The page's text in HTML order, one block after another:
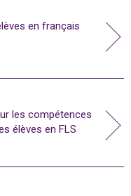
en français
les compétences
élèves en FLS